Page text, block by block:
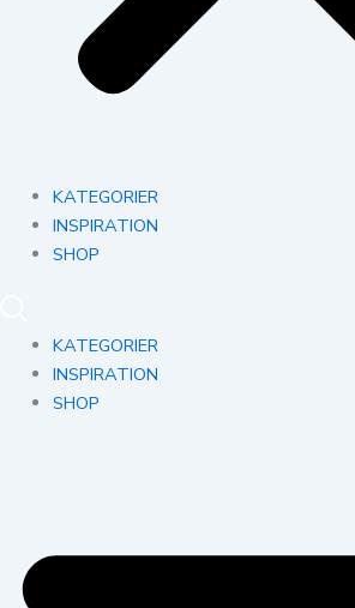
KATEGORIER
INSPIRATION
SHOP
KATEGORIER
INSPIRATION
SHOP